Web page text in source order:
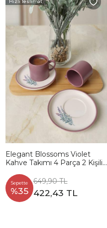
Hızlı Teslimat
Elegant Blossoms Violet
Kahve Takımı 4 Parça 2 Kişilik
Sepette
%35
649,90 TL
422,43 TL